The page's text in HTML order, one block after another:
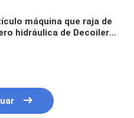
máquina que raja de
hidráulica de Decoiler